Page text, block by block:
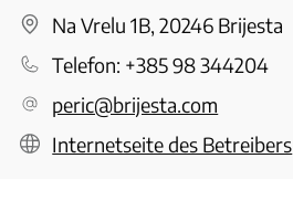
Na Vrelu 1B, 20246 Brijesta
Telefon: +385 98 344204
peric@brijesta.com
Internetseite des Betreibers